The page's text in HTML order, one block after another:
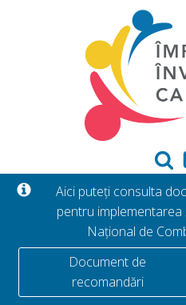
Aici puteți consulta
pentru
Național de
Document de
recomandări